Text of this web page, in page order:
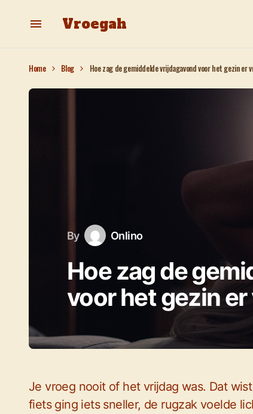
Vroegah
Home Blog Hoe zag de gemiddelde vrijdagavond voor het gezin er
By Onlino
Hoe zag de
voor het gezin
Je vroeg nooit of het vrijdag was. Dat
fiets ging iets sneller, de rugzak voelde